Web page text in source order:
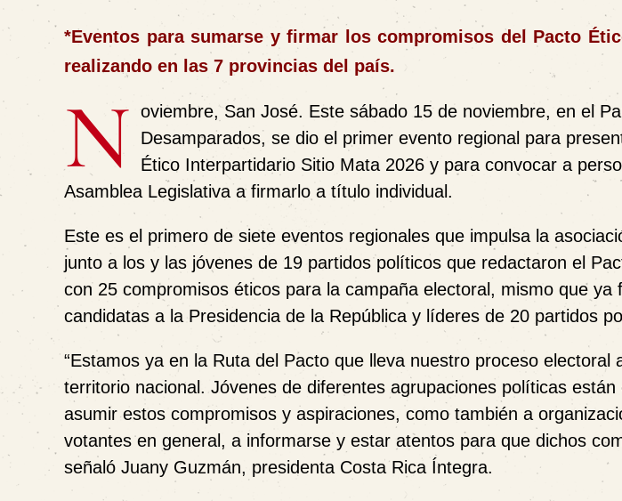
*Eventos para sumarse y firmar los compromisos del Pacto
realizando en las 7 provincias del país.
N oviembre, San José. Este sábado 15 de noviembre, en el
Desamparados, se dio el primer evento regional para
Ético Interpartidario Sitio Mata 2026 y para convocar a
Asamblea Legislativa a firmarlo a título individual.
Este es el primero de siete eventos regionales que impulsa la
junto a los y las jóvenes de 19 partidos políticos que redactaron el
con 25 compromisos éticos para la campaña electoral, mismo que ya
candidatas a la Presidencia de la República y líderes de 20 partidos
“Estamos ya en la Ruta del Pacto que lleva nuestro proceso electoral
territorio nacional. Jóvenes de diferentes agrupaciones políticas
asumir estos compromisos y aspiraciones, como también a
votantes en general, a informarse y estar atentos para que dichos
señaló Juany Guzmán, presidenta Costa Rica Íntegra.